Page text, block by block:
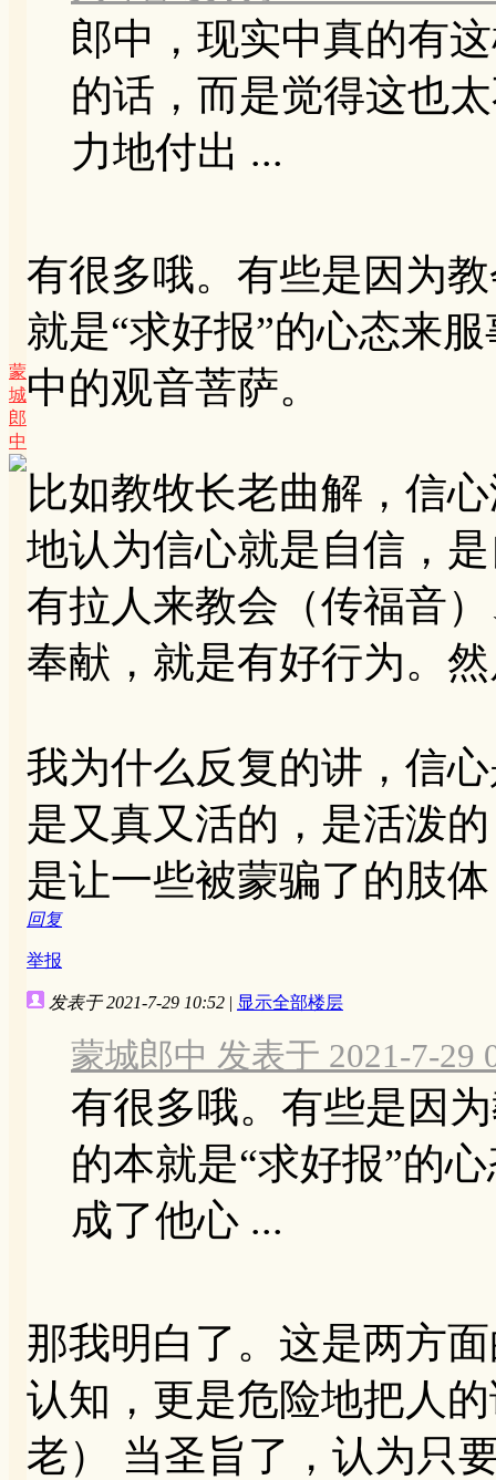
蒙
城
郎
中
郎中，现实中真的有
的话，而是觉得这也
力地付出 ...
有很多哦。有些是因为
就是“求好报”的心态来
中的观音菩萨。
比如教牧长老曲解，信
地认为信心就是自信，
有拉人来教会（传福音
奉献，就是有好行为。
我为什么反复的讲，信
是又真又活的，是活泼
是让一些被蒙骗了的肢
回复
举报
发表于 2021-7-29 10:52 | 显示全部楼层
蒙城郎中 发表于 2021-7-29
有很多哦。有些是因
的本就是“求好报”的
成了他心 ...
那我明白了。这是两方
认知，更是危险地把人
老） 当圣旨了，认为只